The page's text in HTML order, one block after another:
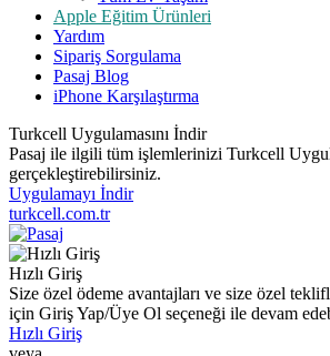
Apple Eğitim Ürünleri
Yardım
Sipariş Sorgulama
Pasaj Blog
iPhone Karşılaştırma
Turkcell Uygulamasını İndir
Pasaj ile ilgili tüm işlemlerinizi Turkcell
gerçekleştirebilirsiniz.
Uygulamayı İndir
turkcell.com.tr
Hızlı Giriş
Size özel ödeme avantajları ve size özel
için Giriş Yap/Üye Ol seçeneği ile devam
Hızlı Giriş